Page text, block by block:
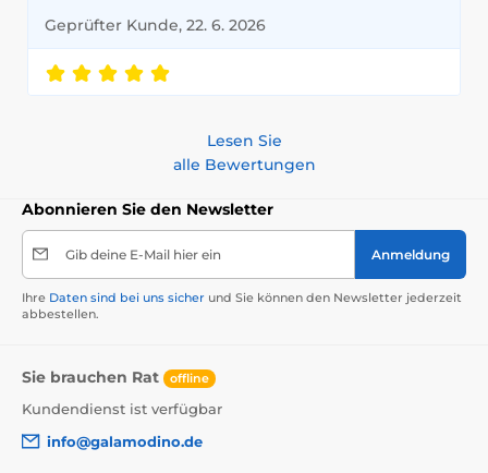
Geprüfter Kunde, 22. 6. 2026
Lesen Sie
alle Bewertungen
Abonnieren Sie den Newsletter
Gib deine E-Mail hier ein Anmeldung
Ihre Daten sind bei uns sicher und Sie können den Newsletter jederzeit
abbestellen.
Sie brauchen Rat offline
Kundendienst ist verfügbar
info@galamodino.de